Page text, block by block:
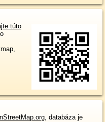
túto
, databáza je